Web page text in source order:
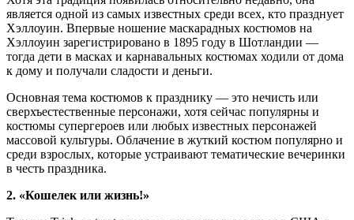
является одной из самых известных среди всех, кто празднует
Хэллоуин. Впервые ношение маскарадных костюмов на
Хэллоуин зарегистрировано в 1895 году в Шотландии —
тогда дети в масках и карнавальных костюмах ходили от дома
к дому и получали сладости и деньги.
Основная тема костюмов к празднику — это нечисть или
сверхъестественные персонажи, хотя сейчас популярны и
костюмы супергероев или любых известных персонажей
массовой культуры. Облачение в жуткий костюм популярно и
среди взрослых, которые устраивают тематические вечеринки
в честь праздника.
2. «Кошелек или жизнь!»